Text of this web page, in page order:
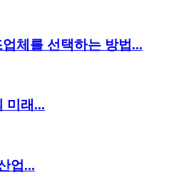
체를 선택하는 방법...
미래...
업...